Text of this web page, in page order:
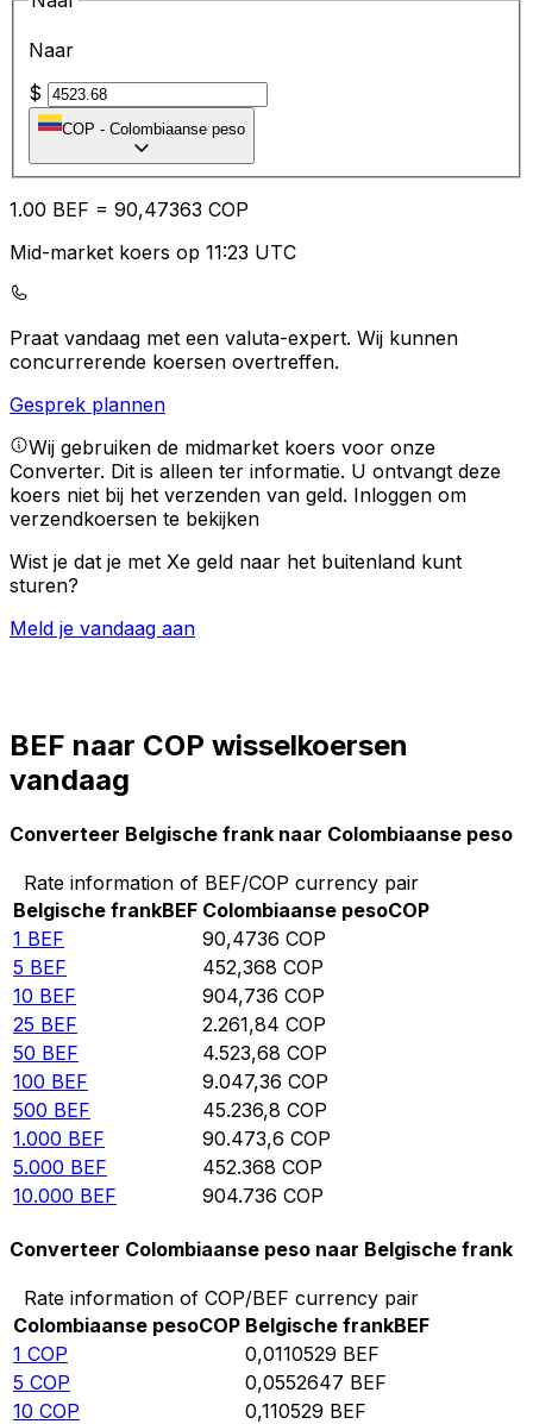
Naar
$
COP - Colombiaanse peso
1.00 BEF = 90,47363 COP
Mid-market koers op 11:23 UTC
Praat vandaag met een valuta-expert. Wij kunnen
concurrerende koersen overtreffen.
Gesprek plannen
Wij gebruiken de midmarket koers voor onze
Converter. Dit is alleen ter informatie. U ontvangt deze
koers niet bij het verzenden van geld. Inloggen om
verzendkoersen te bekijken
Wist je dat je met Xe geld naar het buitenland kunt
sturen?
Meld je vandaag aan
BEF naar COP wisselkoersen
vandaag
Converteer Belgische frank naar Colombiaanse peso
Rate information of BEF/COP currency pair
Belgische frankBEF Colombiaanse pesoCOP
1 BEF 90,4736 COP
5 BEF 452,368 COP
10 BEF 904,736 COP
25 BEF 2.261,84 COP
50 BEF 4.523,68 COP
100 BEF 9.047,36 COP
500 BEF 45.236,8 COP
1.000 BEF 90.473,6 COP
5.000 BEF 452.368 COP
10.000 BEF 904.736 COP
Converteer Colombiaanse peso naar Belgische frank
Rate information of COP/BEF currency pair
Colombiaanse pesoCOP Belgische frankBEF
1 COP 0,0110529 BEF
5 COP 0,0552647 BEF
10 COP 0,110529 BEF